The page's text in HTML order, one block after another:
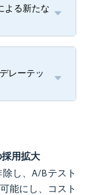
よる新たな
レーテッ
用拡大
し、A/Bテスト
能にし、コスト